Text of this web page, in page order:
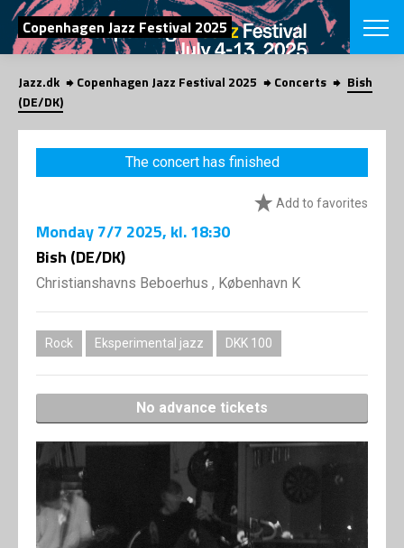
SEARCH
Copenhagen Jazz Festival 2025
Danish
CHOOSE
VINTERJAZZ
Themes
LOCATIONS
SHOP
Jazz.dk Copenhagen Jazz Festival 2025 Concerts
Bish
(DE/DK)
The concert has finished
Add to favorites
Monday7/7 2025, kl. 18:30
Bish (DE/DK)
Christianshavns Beboerhus , København K
Rock Eksperimental jazz DKK 100
No advance tickets